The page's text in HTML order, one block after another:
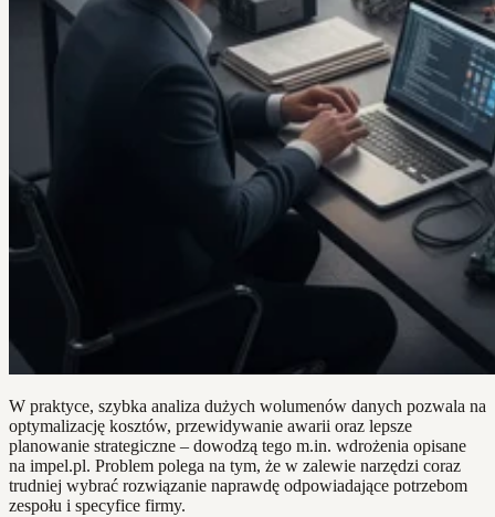
W praktyce, szybka analiza dużych wolumenów danych pozwala na
optymalizację kosztów, przewidywanie awarii oraz lepsze
planowanie strategiczne – dowodzą tego m.in. wdrożenia opisane
na impel.pl. Problem polega na tym, że w zalewie narzędzi coraz
trudniej wybrać rozwiązanie naprawdę odpowiadające potrzebom
zespołu i specyfice firmy.